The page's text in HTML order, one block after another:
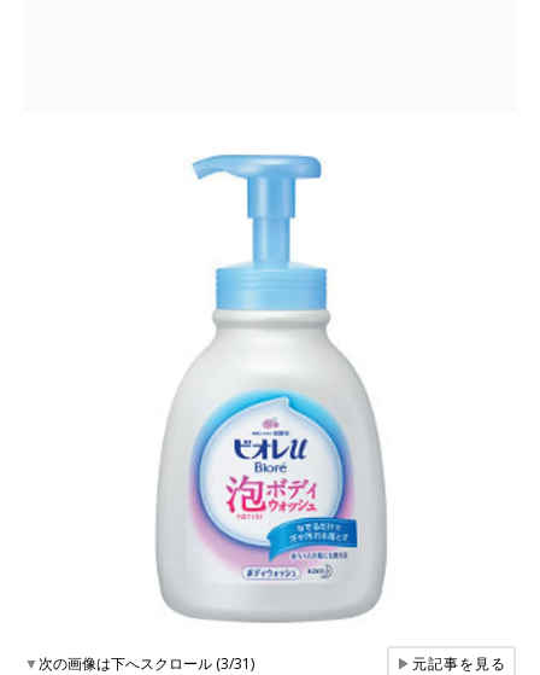
▼次の画像は下へスクロール (3/31) ▶元記事を見る